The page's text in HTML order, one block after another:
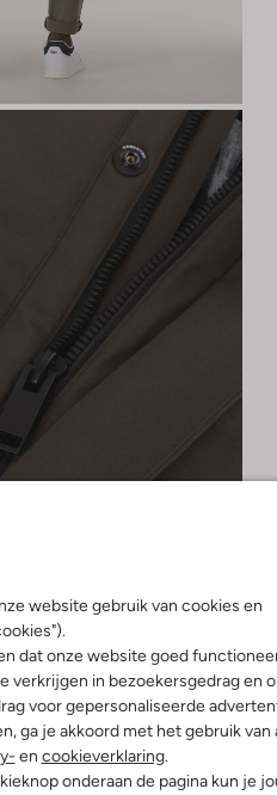
website gebruik van cookies en
dat onze website goed
verkrijgen in bezoekersgedrag en
voor gepersonaliseerde
ga je akkoord met het gebruik van
en cookieverklaring.
onderaan de pagina kun je
Wasvoorschriften